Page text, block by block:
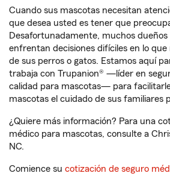
Cuando sus mascotas necesitan
que desea usted es tener que
Desafortunadamente, muchos dueños
enfrentan decisiones difíciles en lo
de sus perros o gatos. Estamos aquí
trabaja con Trupanion® —líder en
calidad para mascotas— para
mascotas el cuidado de sus familiares
¿Quiere más información? Para una
médico para mascotas, consulte a
NC.
Comience su cotización de seguro